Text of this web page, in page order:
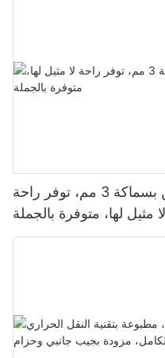
بدلة غطس فاخرة من النيوبرين بسماكة 3 مم، توفر راحة
لا مثيل لها، متوفرة بالجملة